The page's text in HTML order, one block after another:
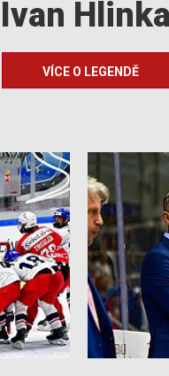
Ivan
VÍCE O LEGENDĚ